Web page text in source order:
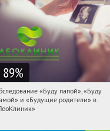
89%
13:20:35 Купили:52
Тверская
«Буду папой», «Буду
и «Будущие родители» в